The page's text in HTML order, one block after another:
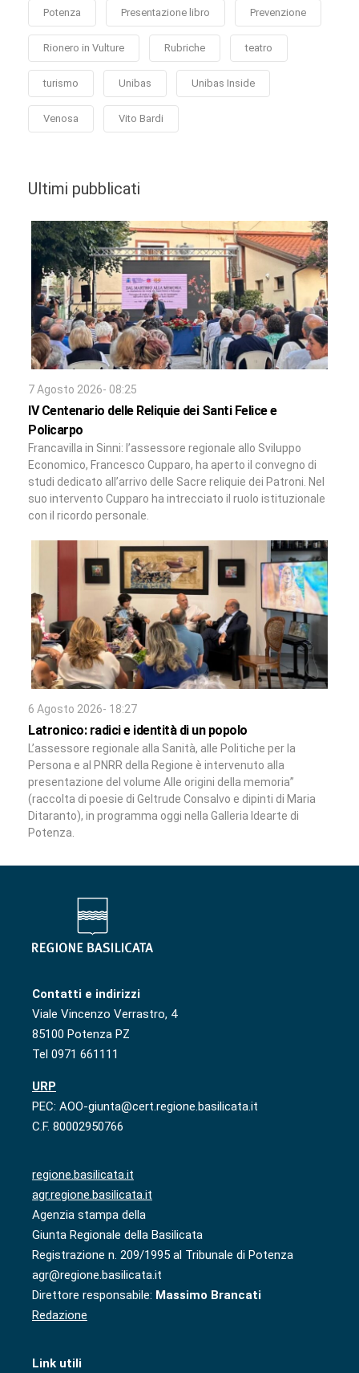
Potenza Presentazione libro Prevenzione
Rionero in Vulture Rubriche teatro
turismo Unibas Unibas Inside
Venosa Vito Bardi
Ultimi pubblicati
7 Agosto 2026- 08:25
IV Centenario delle Reliquie dei Santi Felice e
Policarpo
Francavilla in Sinni: l’assessore regionale allo Sviluppo
Economico, Francesco Cupparo, ha aperto il convegno di
studi dedicato all’arrivo delle Sacre reliquie dei Patroni. Nel
suo intervento Cupparo ha intrecciato il ruolo istituzionale
con il ricordo personale.
6 Agosto 2026- 18:27
Latronico: radici e identità di un popolo
L’assessore regionale alla Sanità, alle Politiche per la
Persona e al PNRR della Regione è intervenuto alla
presentazione del volume Alle origini della memoria”
(raccolta di poesie di Geltrude Consalvo e dipinti di Maria
Ditaranto), in programma oggi nella Galleria Idearte di
Potenza.
Contatti e indirizzi
Viale Vincenzo Verrastro, 4
85100 Potenza PZ
Tel 0971 661111
URP
PEC: AOO-giunta@cert.regione.basilicata.it
C.F. 80002950766
regione.basilicata.it
agr.regione.basilicata.it
Agenzia stampa della
Giunta Regionale della Basilicata
Registrazione n. 209/1995 al Tribunale di Potenza
agr@regione.basilicata.it
Direttore responsabile: Massimo Brancati
Redazione
Link utili